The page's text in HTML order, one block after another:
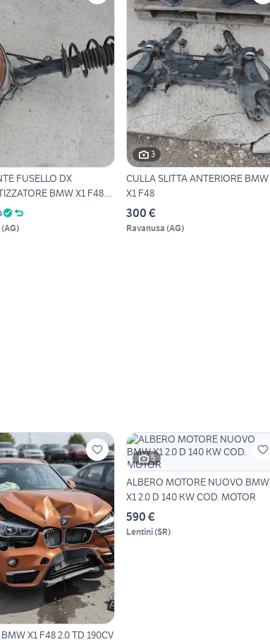
FUSELLO DX
BMW X1 F48
(AG)
3
CULLA SLITTA ANTERIORE BMW
X1 F48
300 €
Ravanusa (AG)
X1 F48 2.0 TD 190CV
5
ALBERO MOTORE NUOVO BMW
X1 2.0 D 140 KW COD. MOTOR
590 €
Lentini(SR)